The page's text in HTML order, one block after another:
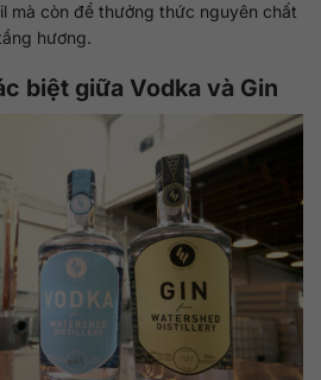
mà còn để thưởng thức nguyên chất
hương.
biệt giữa Vodka và Gin